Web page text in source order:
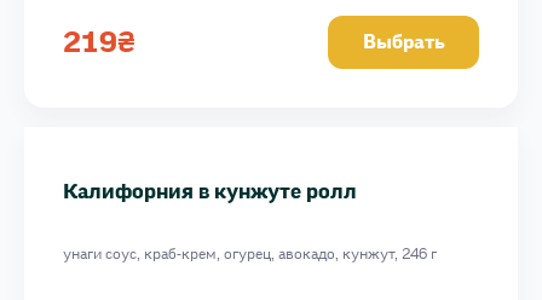
219₴ Выбрать
Калифорния в кунжуте ролл
унаги соус, краб-крем, огурец, авокадо, кунжут, 246 г